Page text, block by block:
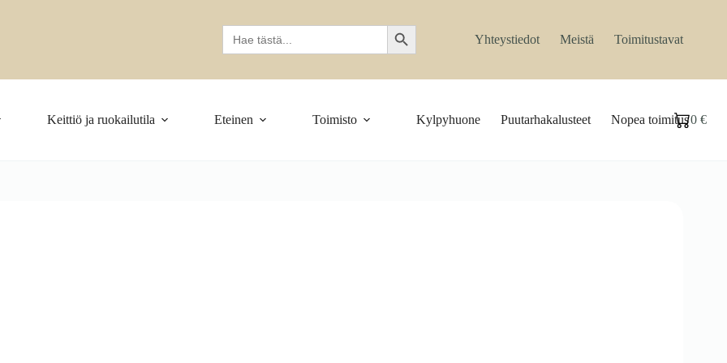
Search
for:
Search Button Yhteystiedot Meistä Toimitustavat
Keittiö ja ruokailutila Eteinen Toimisto Kylpyhuone Puutarhakalusteet Nopea toimitusOstoskori
0 €